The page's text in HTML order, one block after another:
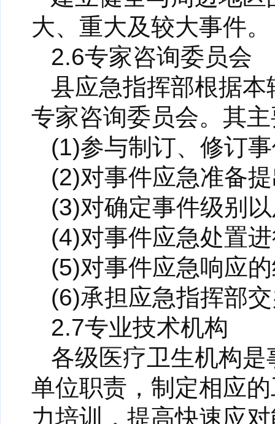
大、重大及较大事件。
2.6专家咨询委员会
县应急指挥部根据
专家咨询委员会。其
(1)参与制订、修订
(2)对事件应急准备
(3)对确定事件级别
(4)对事件应急处置
(5)对事件应急响应
(6)承担应急指挥部
2.7专业技术机构
各级医疗卫生机构
单位职责，制定相应
力培训，提高快速应